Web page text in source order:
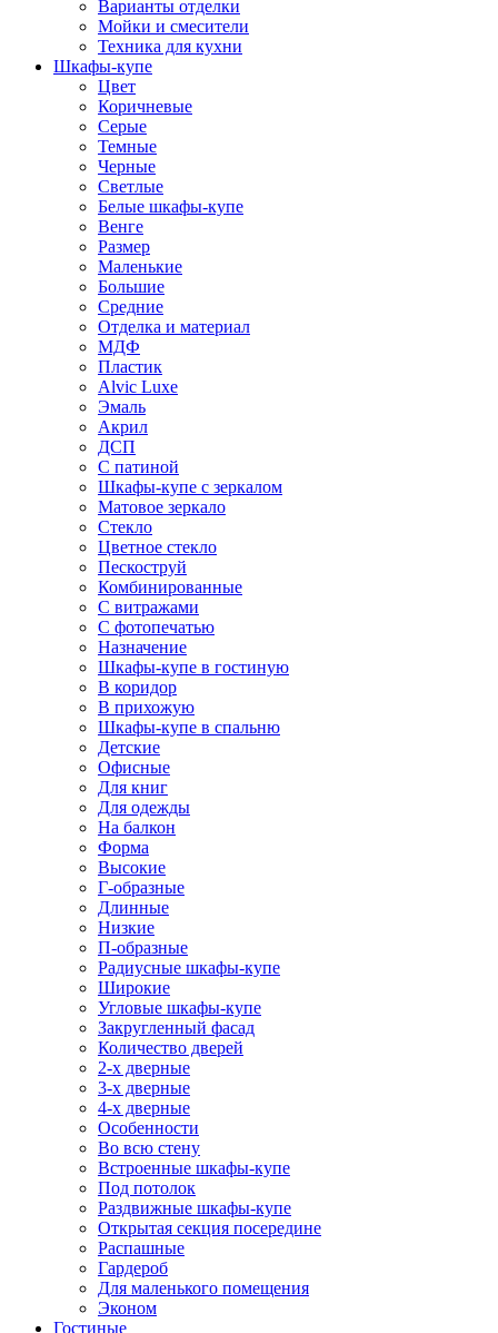
Варианты отделки
Мойки и смесители
Техника для кухни
Шкафы-купе
Цвет
Коричневые
Серые
Темные
Черные
Светлые
Белые шкафы-купе
Венге
Размер
Маленькие
Большие
Средние
Отделка и материал
МДФ
Пластик
Alvic Luxe
Эмаль
Акрил
ДСП
С патиной
Шкафы-купе с зеркалом
Матовое зеркало
Стекло
Цветное стекло
Пескоструй
Комбинированные
С витражами
С фотопечатью
Назначение
Шкафы-купе в гостиную
В коридор
В прихожую
Шкафы-купе в спальню
Детские
Офисные
Для книг
Для одежды
На балкон
Форма
Высокие
Г-образные
Длинные
Низкие
П-образные
Радиусные шкафы-купе
Широкие
Угловые шкафы-купе
Закругленный фасад
Количество дверей
2-х дверные
3-х дверные
4-х дверные
Особенности
Во всю стену
Встроенные шкафы-купе
Под потолок
Раздвижные шкафы-купе
Открытая секция посередине
Распашные
Гардероб
Для маленького помещения
Эконом
Гостиные